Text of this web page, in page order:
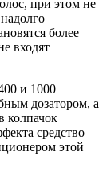
при этом не
более
входят
и 1000
дозатором, а
колпачок
средство
этой